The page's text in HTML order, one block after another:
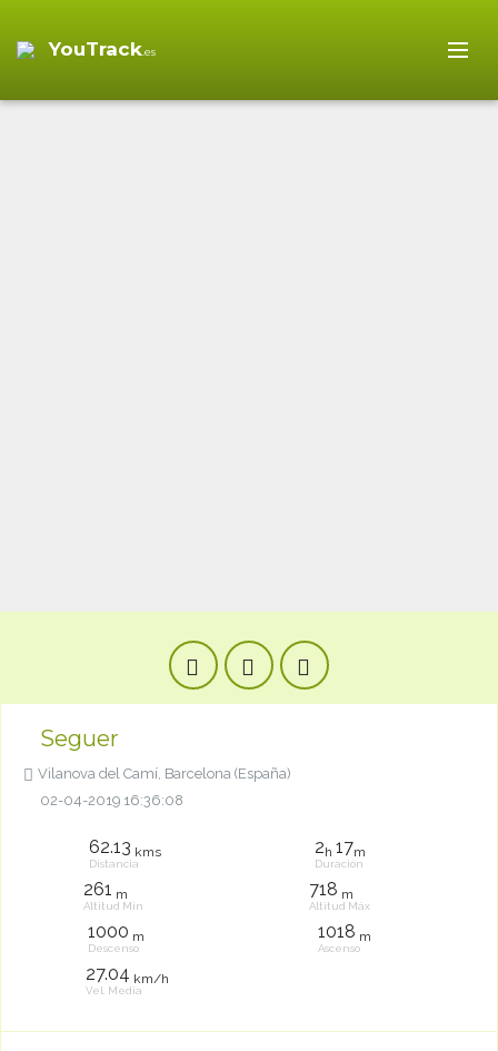
YouTrack.es
Seguer
Vilanova del Camí, Barcelona (España)
02-04-2019 16:36:08
62.13 kms
Distancia
2h 17m
Duración
261 m
Altitud Mín
718 m
Altitud Máx
1000 m
Descenso
1018 m
Ascenso
27.04 km/h
Vel. Media